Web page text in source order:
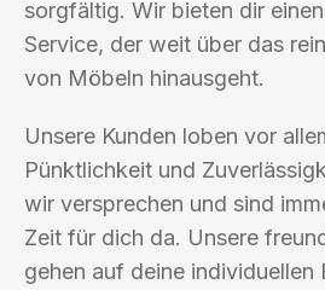
sorgfältig. Wir bieten dir
Service, der weit über das
von Möbeln hinausgeht.
Unsere Kunden loben vor
Pünktlichkeit und
wir versprechen und sind
Zeit für dich da. Unsere
gehen auf deine individuellen